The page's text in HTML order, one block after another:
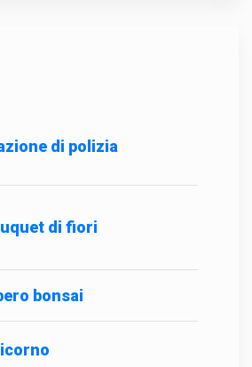
di polizia
di fiori
bonsai